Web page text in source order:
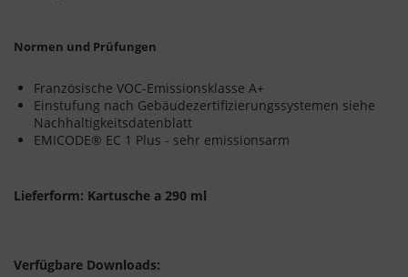
Normen und Prüfungen
Französische VOC-Emissionsklasse A+
Einstufung nach Gebäudezertifizierungssystemen siehe
Nachhaltigkeitsdatenblatt
EMICODE® EC 1 Plus - sehr emissionsarm
Lieferform: Kartusche a 290 ml
Verfügbare Downloads: